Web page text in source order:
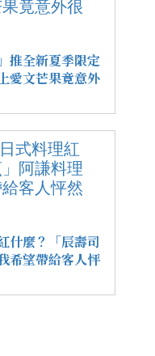
推全新夏季限定
愛文芒果竟意外
什麼？「辰壽司
希望帶給客人怦